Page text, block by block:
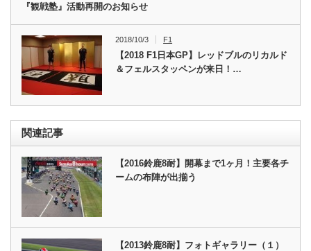
『観戦塾』活動再開のお知らせ
2018/10/3 F1
【2018 F1日本GP】レッドブルのリカルド
＆フェルスタッペンが来日！…
関連記事
【2016鈴鹿8耐】開幕まで1ヶ月！主要各チ
ームの布陣が出揃う
【2013鈴鹿8耐】フォトギャラリー（１）